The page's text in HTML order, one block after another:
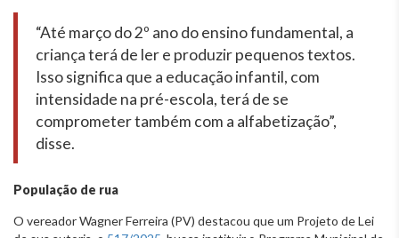
“Até março do 2º ano do ensino fundamental, a
criança terá de ler e produzir pequenos textos.
Isso significa que a educação infantil, com
intensidade na pré-escola, terá de se
comprometer também com a alfabetização”,
disse.
População de rua
O vereador Wagner Ferreira (PV) destacou que um Projeto de Lei